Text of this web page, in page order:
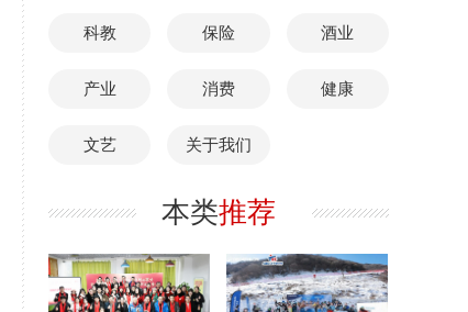
科教 保险 酒业
产业 消费 健康
文艺 关于我们
本类推荐